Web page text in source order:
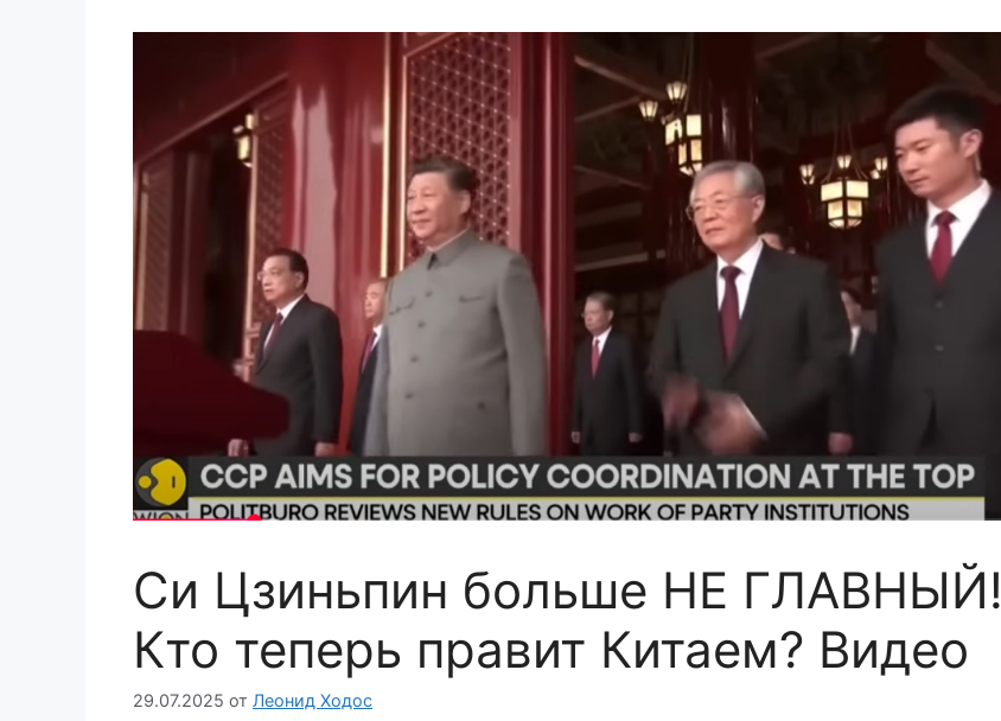
Си Цзиньпин больше НЕ ГЛАВНЫЙ!
Кто теперь правит Китаем? Видео
29.07.2025 от Леонид Ходос